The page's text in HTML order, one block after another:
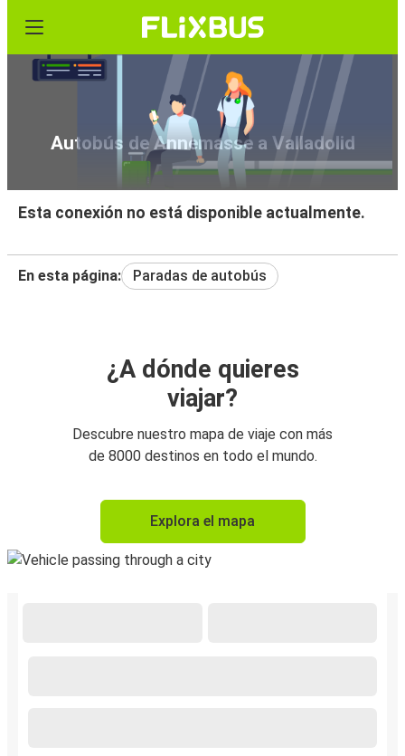
Autobús de Annemasse a Valladolid
Esta conexión no está disponible actualmente.
En esta página: Paradas de autobús
¿A dónde quieres
viajar?
Descubre nuestro mapa de viaje con más
de 8000 destinos en todo el mundo.
Explora el mapa